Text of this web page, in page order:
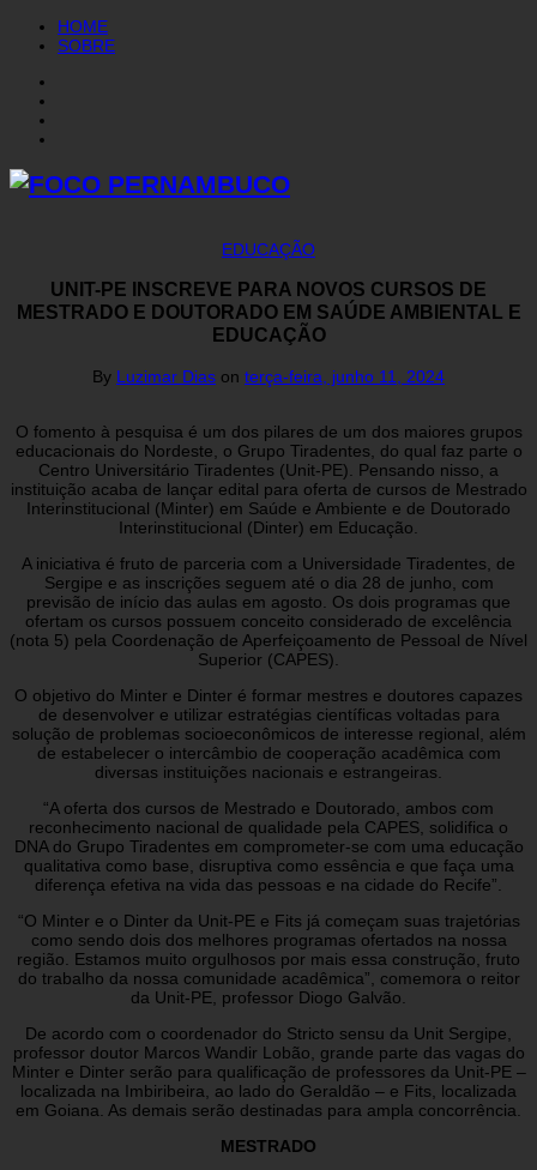
HOME
SOBRE
EDUCAÇÃO
UNIT-PE INSCREVE PARA NOVOS CURSOS DE
MESTRADO E DOUTORADO EM SAÚDE AMBIENTAL E
EDUCAÇÃO
By Luzimar Dias on terça-feira, junho 11, 2024
O fomento à pesquisa é um dos pilares de um dos maiores grupos
educacionais do Nordeste, o Grupo Tiradentes, do qual faz parte o
Centro Universitário Tiradentes (Unit-PE). Pensando nisso, a
instituição acaba de lançar edital para oferta de cursos de Mestrado
Interinstitucional (Minter) em Saúde e Ambiente e de Doutorado
Interinstitucional (Dinter) em Educação.
A iniciativa é fruto de parceria com a Universidade Tiradentes, de
Sergipe e as inscrições seguem até o dia 28 de junho, com
previsão de início das aulas em agosto. Os dois programas que
ofertam os cursos possuem conceito considerado de excelência
(nota 5) pela Coordenação de Aperfeiçoamento de Pessoal de Nível
Superior (CAPES).
O objetivo do Minter e Dinter é formar mestres e doutores capazes
de desenvolver e utilizar estratégias científicas voltadas para
solução de problemas socioeconômicos de interesse regional, além
de estabelecer o intercâmbio de cooperação acadêmica com
diversas instituições nacionais e estrangeiras.
“A oferta dos cursos de Mestrado e Doutorado, ambos com
reconhecimento nacional de qualidade pela CAPES, solidifica o
DNA do Grupo Tiradentes em comprometer-se com uma educação
qualitativa como base, disruptiva como essência e que faça uma
diferença efetiva na vida das pessoas e na cidade do Recife”.
“O Minter e o Dinter da Unit-PE e Fits já começam suas trajetórias
como sendo dois dos melhores programas ofertados na nossa
região. Estamos muito orgulhosos por mais essa construção, fruto
do trabalho da nossa comunidade acadêmica”, comemora o reitor
da Unit-PE, professor Diogo Galvão.
De acordo com o coordenador do Stricto sensu da Unit Sergipe,
professor doutor Marcos Wandir Lobão, grande parte das vagas do
Minter e Dinter serão para qualificação de professores da Unit-PE –
localizada na Imbiribeira, ao lado do Geraldão – e Fits, localizada
em Goiana. As demais serão destinadas para ampla concorrência.
MESTRADO